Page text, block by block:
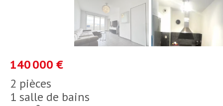
2 pièces
1 salle de bains
140 000 €